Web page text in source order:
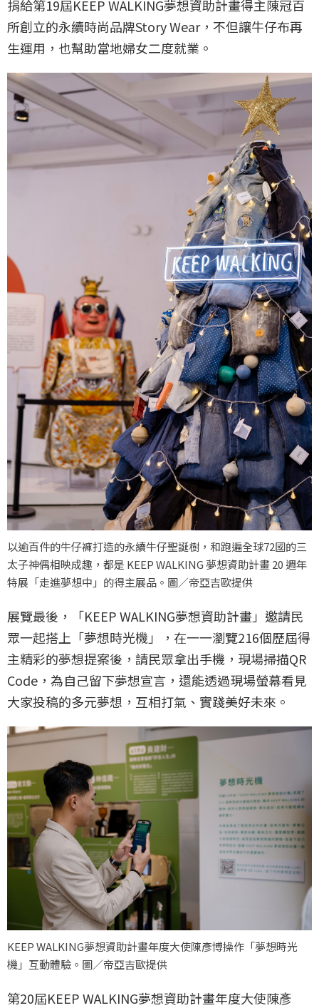
捐給第19屆KEEP WALKING夢想資助計畫得主陳冠百
所創立的永續時尚品牌Story Wear，不但讓牛仔布再
生運用，也幫助當地婦女二度就業。
以逾百件的牛仔褲打造的永續牛仔聖誕樹，和跑遍全球72國的三
太子神偶相映成趣，都是 KEEP WALKING 夢想資助計畫 20 週年
特展「走進夢想中」的得主展品。圖／帝亞吉歐提供
展覽最後，「KEEP WALKING夢想資助計畫」邀請民
眾一起搭上「夢想時光機」，在一一瀏覽216個歷屆得
主精彩的夢想提案後，請民眾拿出手機，現場掃描QR
Code，為自己留下夢想宣言，還能透過現場螢幕看見
大家投稿的多元夢想，互相打氣、實踐美好未來。
KEEP WALKING夢想資助計畫年度大使陳彥博操作「夢想時光
機」互動體驗。圖／帝亞吉歐提供
第20屆KEEP WALKING夢想資助計畫年度大使陳彥